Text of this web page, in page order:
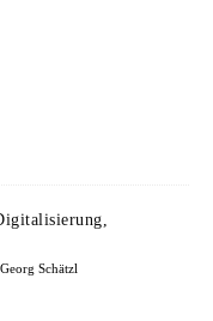
Schätzl